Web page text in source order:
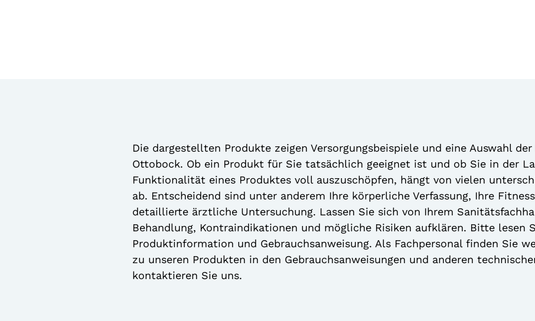
Die dargestellten Produkte zeigen Versorgungsbeispiele und eine Auswahl
Ottobock. Ob ein Produkt für Sie tatsächlich geeignet ist und ob Sie in der
Funktionalität eines Produktes voll auszuschöpfen, hängt von vielen
ab. Entscheidend sind unter anderem Ihre körperliche Verfassung, Ihre
detaillierte ärztliche Untersuchung. Lassen Sie sich von Ihrem
Behandlung, Kontraindikationen und mögliche Risiken aufklären. Bitte lesen
Produktinformation und Gebrauchsanweisung. Als Fachpersonal finden Sie
zu unseren Produkten in den Gebrauchsanweisungen und anderen
kontaktieren Sie uns.